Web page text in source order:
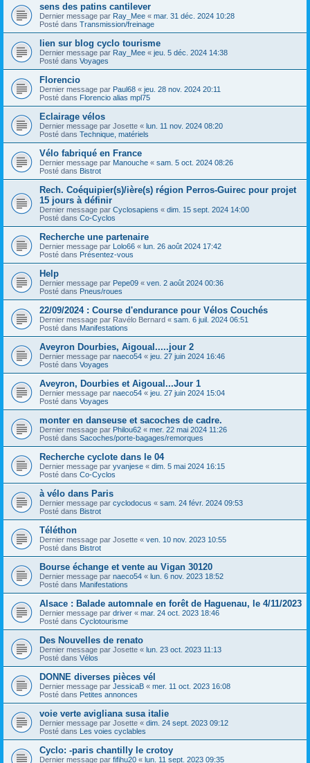
sens des patins cantilever
Dernier message par Ray_Mee « mar. 31 déc. 2024 10:28
Posté dans Transmission/freinage
lien sur blog cyclo tourisme
Dernier message par Ray_Mee « jeu. 5 déc. 2024 14:38
Posté dans Voyages
Florencio
Dernier message par Paul68 « jeu. 28 nov. 2024 20:11
Posté dans Florencio alias mpl75
Eclairage vélos
Dernier message par Josette « lun. 11 nov. 2024 08:20
Posté dans Technique, matériels
Vélo fabriqué en France
Dernier message par Manouche « sam. 5 oct. 2024 08:26
Posté dans Bistrot
Rech. Coéquipier(s)/ière(s) région Perros-Guirec pour projet
15 jours à définir
Dernier message par Cyclosapiens « dim. 15 sept. 2024 14:00
Posté dans Co-Cyclos
Recherche une partenaire
Dernier message par Lolo66 « lun. 26 août 2024 17:42
Posté dans Présentez-vous
Help
Dernier message par Pepe09 « ven. 2 août 2024 00:36
Posté dans Pneus/roues
22/09/2024 : Course d'endurance pour Vélos Couchés
Dernier message par Ravélo Bernard « sam. 6 juil. 2024 06:51
Posté dans Manifestations
Aveyron Dourbies, Aigoual.....jour 2
Dernier message par naeco54 « jeu. 27 juin 2024 16:46
Posté dans Voyages
Aveyron, Dourbies et Aigoual...Jour 1
Dernier message par naeco54 « jeu. 27 juin 2024 15:04
Posté dans Voyages
monter en danseuse et sacoches de cadre.
Dernier message par Philou62 « mer. 22 mai 2024 11:26
Posté dans Sacoches/porte-bagages/remorques
Recherche cyclote dans le 04
Dernier message par yvanjese « dim. 5 mai 2024 16:15
Posté dans Co-Cyclos
à vélo dans Paris
Dernier message par cyclodocus « sam. 24 févr. 2024 09:53
Posté dans Bistrot
Téléthon
Dernier message par Josette « ven. 10 nov. 2023 10:55
Posté dans Bistrot
Bourse échange et vente au Vigan 30120
Dernier message par naeco54 « lun. 6 nov. 2023 18:52
Posté dans Manifestations
Alsace : Balade automnale en forêt de Haguenau, le 4/11/2023
Dernier message par driver « mar. 24 oct. 2023 18:46
Posté dans Cyclotourisme
Des Nouvelles de renato
Dernier message par Josette « lun. 23 oct. 2023 11:13
Posté dans Vélos
DONNE diverses pièces vél
Dernier message par JessicaB « mer. 11 oct. 2023 16:08
Posté dans Petites annonces
voie verte avigliana susa italie
Dernier message par Josette « dim. 24 sept. 2023 09:12
Posté dans Les voies cyclables
Cyclo: -paris chantilly le crotoy
Dernier message par fifihu20 « lun. 11 sept. 2023 09:35